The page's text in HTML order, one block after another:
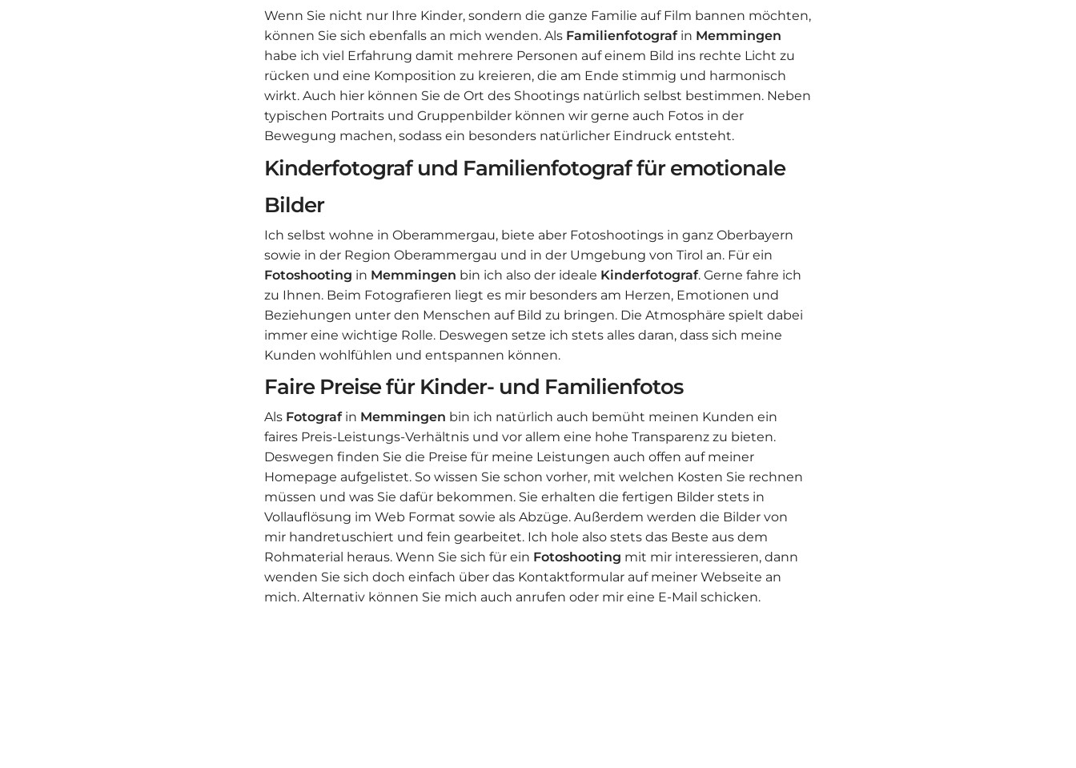
Wenn Sie nicht nur Ihre Kinder, sondern die ganze Familie auf Film bannen möchten,
können Sie sich ebenfalls an mich wenden. Als Familienfotograf in Memmingen
habe ich viel Erfahrung damit mehrere Personen auf einem Bild ins rechte Licht zu
rücken und eine Komposition zu kreieren, die am Ende stimmig und harmonisch
wirkt. Auch hier können Sie de Ort des Shootings natürlich selbst bestimmen. Neben
typischen Portraits und Gruppenbilder können wir gerne auch Fotos in der
Bewegung machen, sodass ein besonders natürlicher Eindruck entsteht.
Kinderfotograf und Familienfotograf für emotionale
Bilder
Ich selbst wohne in Oberammergau, biete aber Fotoshootings in ganz Oberbayern
sowie in der Region Oberammergau und in der Umgebung von Tirol an. Für ein
Fotoshooting in Memmingen bin ich also der ideale Kinderfotograf. Gerne fahre ich
zu Ihnen. Beim Fotografieren liegt es mir besonders am Herzen, Emotionen und
Beziehungen unter den Menschen auf Bild zu bringen. Die Atmosphäre spielt dabei
immer eine wichtige Rolle. Deswegen setze ich stets alles daran, dass sich meine
Kunden wohlfühlen und entspannen können.
Faire Preise für Kinder- und Familienfotos
Als Fotograf in Memmingen bin ich natürlich auch bemüht meinen Kunden ein
faires Preis-Leistungs-Verhältnis und vor allem eine hohe Transparenz zu bieten.
Deswegen finden Sie die Preise für meine Leistungen auch offen auf meiner
Homepage aufgelistet. So wissen Sie schon vorher, mit welchen Kosten Sie rechnen
müssen und was Sie dafür bekommen. Sie erhalten die fertigen Bilder stets in
Vollauflösung im Web Format sowie als Abzüge. Außerdem werden die Bilder von
mir handretuschiert und fein gearbeitet. Ich hole also stets das Beste aus dem
Rohmaterial heraus. Wenn Sie sich für ein Fotoshooting mit mir interessieren, dann
wenden Sie sich doch einfach über das Kontaktformular auf meiner Webseite an
mich. Alternativ können Sie mich auch anrufen oder mir eine E-Mail schicken.